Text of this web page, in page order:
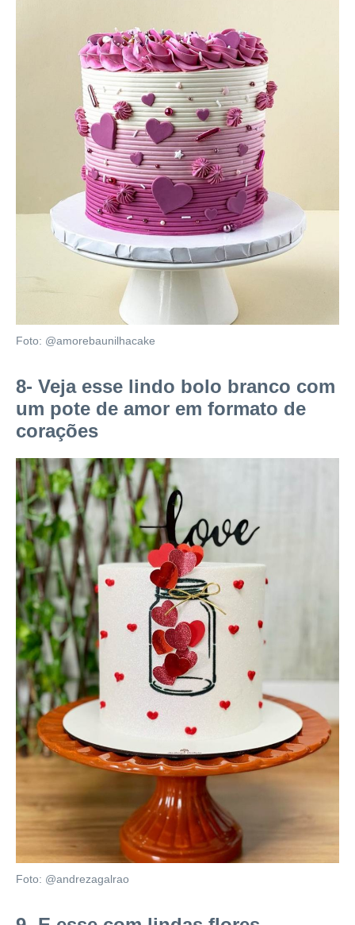
Foto: @amorebaunilhacake
8- Veja esse lindo bolo branco com
um pote de amor em formato de
corações
Foto: @andrezagalrao